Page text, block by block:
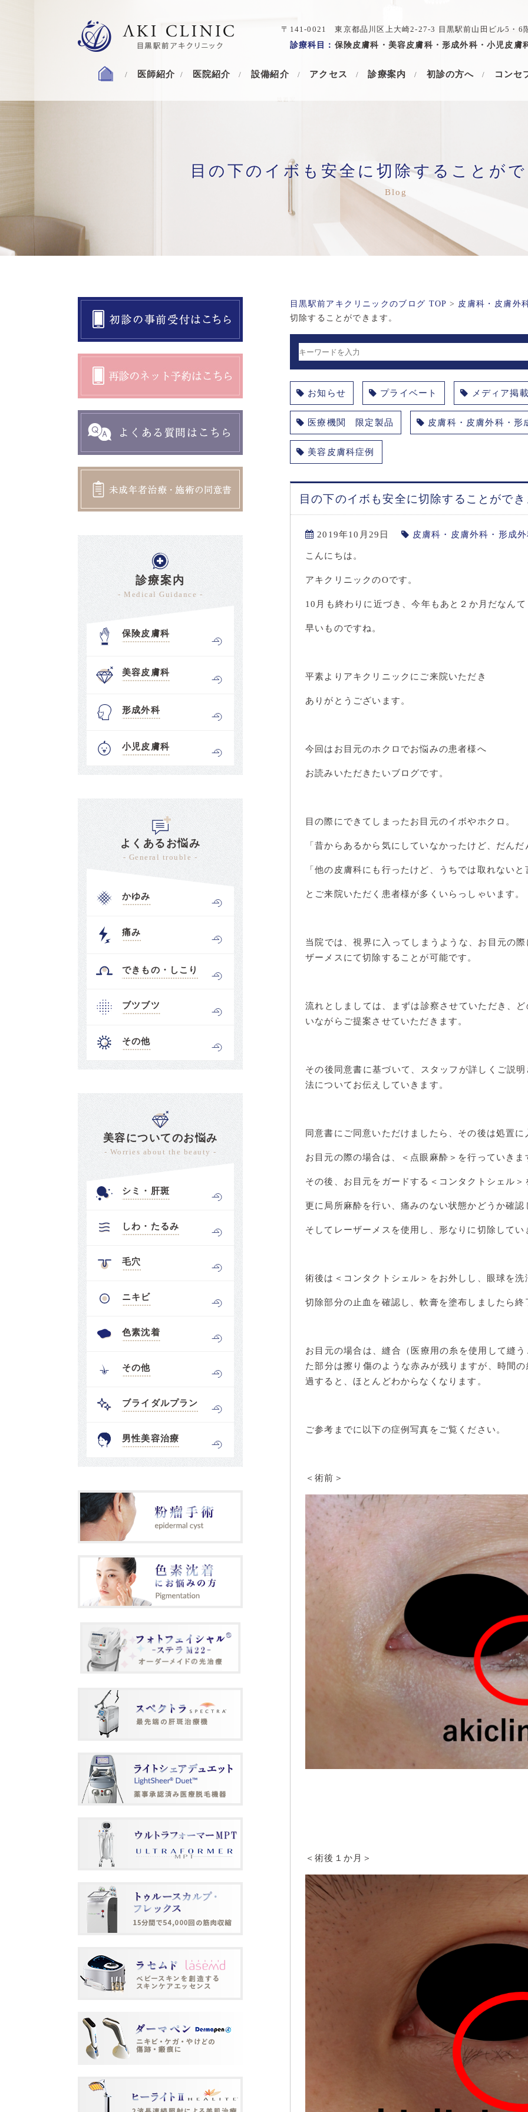
〒141-0021 東京都品川区上大崎2-27-3 目黒駅前山田ビル5・6
診療科目： 保険皮膚科・美容皮膚科・形成外科・小児皮膚
医師紹介 医院紹介 設備紹介 アクセス 診療案内 初診の方へ コンセ
目の下のイボも安全に切除することが
目黒駅前アキクリニックのブログ TOP > 皮膚科・皮膚外
切除することができます。
お知らせ プライベート メディア掲
医療機関 限定製品 皮膚科・皮膚外科・形
美容皮膚科症例
目の下のイボも安全に切除することができ
2019年10月29日 皮膚科・皮膚外科・形成
こんにちは。
アキクリニックのOです。
10月も終わりに近づき、今年もあと２か月だなんて
早いものですね。
平素よりアキクリニックにご来院いただき
ありがとうございます。
今回はお目元のホクロでお悩みの患者様へ
お読みいただきたいブログです。
目の際にできてしまったお目元のイボやホクロ。
「昔からあるから気にしていなかったけど、だん
「他の皮膚科にも行ったけど、うちでは取れないと
とご来院いただく患者様が多くいらっしゃいます。
当院では、視界に入ってしまうような、お目元の
ザーメスにて切除することが可能です。
流れとしましては、まずは診察させていただき、
いながらご提案させていただきます。
その後同意書に基づいて、スタッフが詳しくご説
法についてお伝えしていきます。
同意書にご同意いただけましたら、その後は処置に
お目元の際の場合は、＜点眼麻酔＞を行っていきま
その後、お目元をガードする＜コンタクトシェル＞
更に局所麻酔を行い、痛みのない状態かどうか確認
そしてレーザーメスを使用し、形なりに切除してい
術後は＜コンタクトシェル＞をお外しし、眼球を洗
切除部分の止血を確認し、軟膏を塗布しましたら終
お目元の場合は、縫合（医療用の糸を使用して縫
た部分は擦り傷のような赤みが残りますが、時間
過すると、ほとんどわからなくなります。
ご参考までに以下の症例写真をご覧ください。
＜術前＞
＜術後１か月＞
診療案内
- Medical Guidance -
保険皮膚科
美容皮膚科
形成外科
小児皮膚科
よくあるお悩み
- General trouble -
かゆみ
痛み
できもの・しこり
ブツブツ
その他
美容についてのお悩み
- Worries about the beauty -
シミ・肝斑
しわ・たるみ
毛穴
ニキビ
色素沈着
その他
ブライダルプラン
男性美容治療